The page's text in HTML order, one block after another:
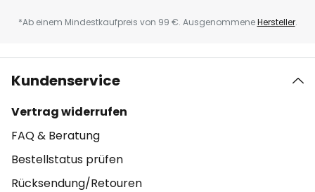
*Ab einem Mindestkaufpreis von 99 €. AusgenommeneHersteller.
Kundenservice
Vertrag widerrufen
FAQ & Beratung
Bestellstatus prüfen
Rücksendung/Retouren